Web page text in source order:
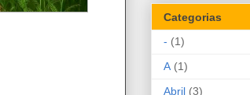
Categorias
- (1)
A (1)
Abril (3)